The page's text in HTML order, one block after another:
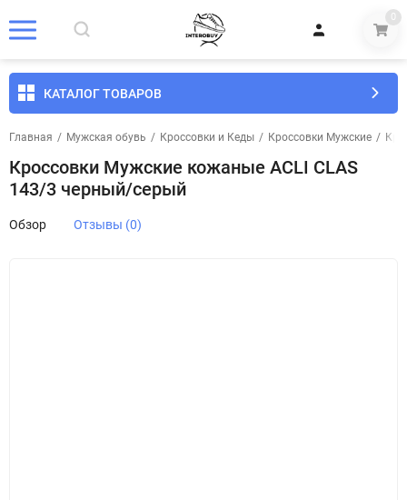
0
КАТАЛОГ ТОВАРОВ
Главная / Мужская обувь / Кроссовки и Кеды / Кроссовки Мужские /
Кроссовки Мужские кожаные ACLI CLAS
143/3 черный/серый
Обзор Отзывы (0)